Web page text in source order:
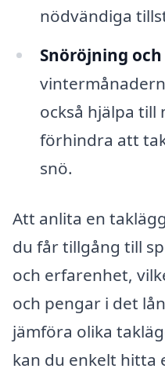
nödvändiga
Snöröjning
också hjälpa
förhindra att
snö.
Att anlita en
du får tillgång till
och erfarenhet,
och pengar i det
jämföra olika
kan du enkelt hitta